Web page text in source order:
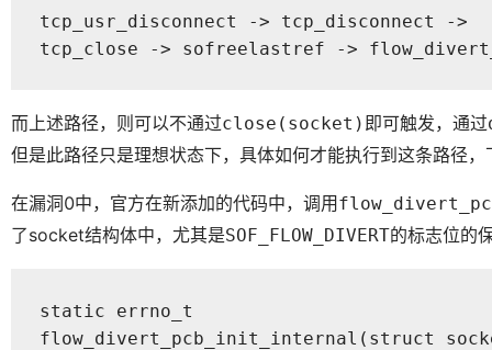
tcp_usr_disconnect -> tcp_disconnect ->
tcp_close -> sofreelastref ->
而上述路径，则可以不通过close(socket) 即可触发，通过
但是此路径只是理想状态下，具体如何才能执行到这条路径，
在漏洞0中，官方在新添加的代码中，调用
了socket结构体中，尤其是SOF_FLOW_DIVERT的标志位的
static errno_t
flow_divert_pcb_init_internal(struct